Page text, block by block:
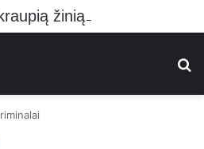
žinią Vilniečiams